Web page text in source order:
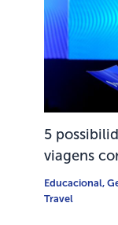
5
viagens
Educacional,
Travel